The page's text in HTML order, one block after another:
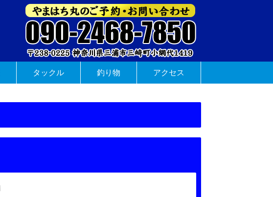
タックル 釣り物 アクセス